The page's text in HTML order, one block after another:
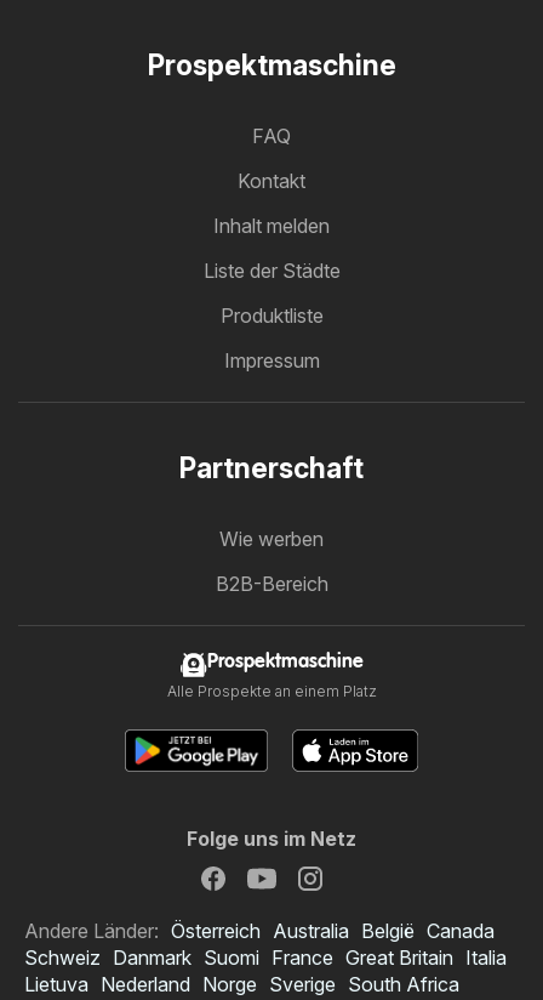
Prospektmaschine
FAQ
Kontakt
Inhalt melden
Liste der Städte
Produktliste
Impressum
Partnerschaft
Wie werben
B2B-Bereich
Prospektmaschine
Alle Prospekte an einem Platz
Folge uns im Netz
Andere Länder: Österreich Australia België Canada
Schweiz Danmark Suomi France Great Britain Italia
Lietuva Nederland Norge Sverige South Africa